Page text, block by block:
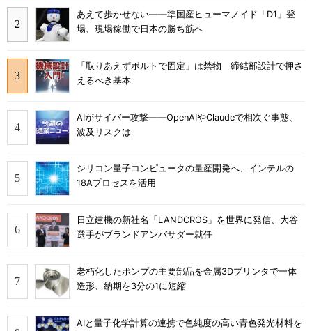
あえて歩かせない――準国産ヒューマノイド「D1」登
場、現場稼働で日本の勝ち筋へ
「取りあえずボルトで固定」は禁物 締結部設計で押さ
えるべき基本
AIがサイバー攻撃――OpenAIやClaudeで相次ぐ事態、
波及リスクは
シリコン量子コンピュータの量産開発へ、インテルの
18Aプロセスを活用
日立建機の新社名「LANDCROS」を世界に発信、大谷
選手がブランドアンバサダー就任
老朽化したポンプの主要部品を金属3Dプリンタで一体
造形、納期を3分の1に短縮
AIと量子化学計算の連携で色純度の高い青色発光材料を